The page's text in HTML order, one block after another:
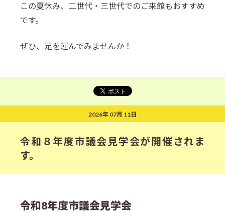
この夏休み、二世代・三世代でのご来館もおすすめ
です。
ぜひ、足を運んでみませんか！
2026年 07月 11日
令和８年度市議会見学会が開催されま
す。
令和8年度市議会見学会